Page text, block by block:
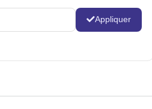
Appliquer